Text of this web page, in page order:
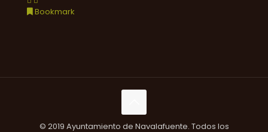
Bookmark
© 2019 Ayuntamiento de Navalafuente. Todos los